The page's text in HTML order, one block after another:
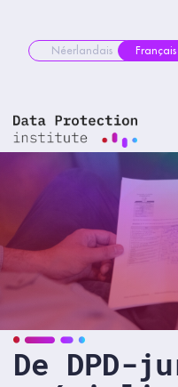
content
Néerlandais Français
De DPD-